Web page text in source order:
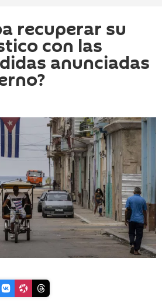
recuperar su
con las
anunciadas